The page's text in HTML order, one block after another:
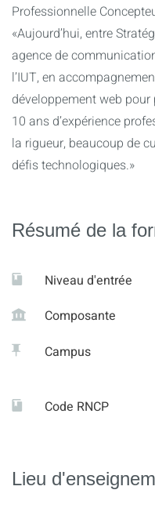
Professionnelle
«Aujourd’hui, entre
agence de
l’IUT, en
développement web
10 ans d’expérience
la rigueur, beaucoup de
défis technologiques.»
Résumé de la
Niveau d'entrée
Composante
Campus
Code RNCP
Lieu